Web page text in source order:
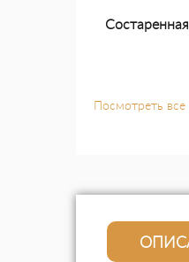
Посмотреть все